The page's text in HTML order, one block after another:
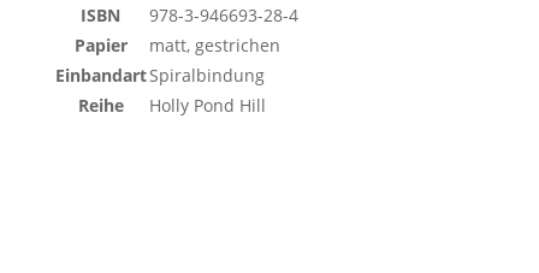
ISBN
978-3-946693-28-4
Papier
matt, gestrichen
EinbandartSpiralbindung
Reihe
Holly Pond Hill